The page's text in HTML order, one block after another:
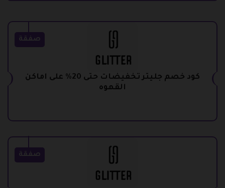
صفقة
كود خصم جليتر تخفيضات حتى 20% على اماكن
القهوه
صفقة